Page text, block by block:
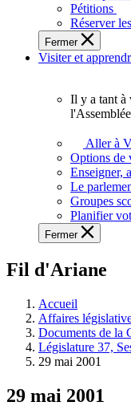
potentiel,
l'Assemblée
a
besoin
de
Pétitions
Réserver
Fermer
Visiter et
voir,
apprendre
et
à
à
législative.
Il y a tant à
Aller à
Options de
Enseigner,
Le
Groupes
Planifier
Fermer
Fil d'Ariane
Accueil
Affaires
Documents de la
Législature 37,
29 mai 2001
29 mai 2001